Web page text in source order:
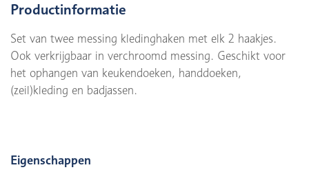
Productinformatie
Set van twee messing kledinghaken met elk 2 haakjes.
Ook verkrijgbaar in verchroomd messing. Geschikt voor
het ophangen van keukendoeken, handdoeken,
(zeil)kleding en badjassen.
Eigenschappen